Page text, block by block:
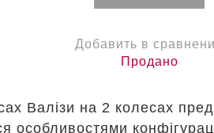
Добавить в
Продано
Валізи на 2 колесах
особливостями